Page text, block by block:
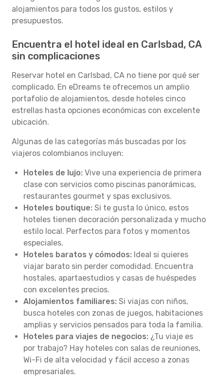
alojamientos para todos los gustos, estilos y
presupuestos.
Encuentra el hotel ideal en Carlsbad, CA
sin complicaciones
Reservar hotel en Carlsbad, CA no tiene por qué ser
complicado. En eDreams te ofrecemos un amplio
portafolio de alojamientos, desde hoteles cinco
estrellas hasta opciones económicas con excelente
ubicación.
Algunas de las categorías más buscadas por los
viajeros colombianos incluyen:
Hoteles de lujo: Vive una experiencia de primera
clase con servicios como piscinas panorámicas,
restaurantes gourmet y spas exclusivos.
Hoteles boutique: Si te gusta lo único, estos
hoteles tienen decoración personalizada y mucho
estilo local. Perfectos para fotos y momentos
especiales.
Hoteles baratos y cómodos: Ideal si quieres
viajar barato sin perder comodidad. Encuentra
hostales, apartaestudios y casas de huéspedes
con excelentes precios.
Alojamientos familiares: Si viajas con niños,
busca hoteles con zonas de juegos, habitaciones
amplias y servicios pensados para toda la familia.
Hoteles para viajes de negocios: ¿Tu viaje es
por trabajo? Hay hoteles con salas de reuniones,
Wi-Fi de alta velocidad y fácil acceso a zonas
empresariales.